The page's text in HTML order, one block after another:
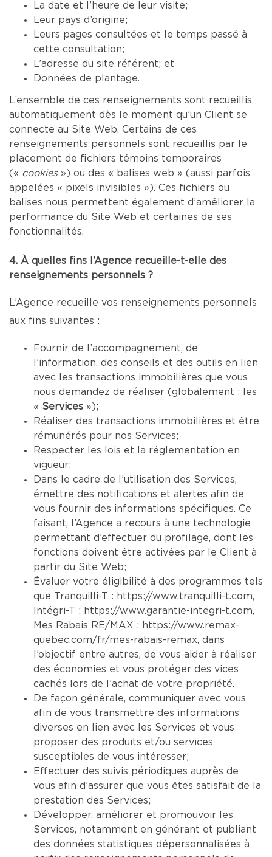
La date et l’heure de leur visite;
Leur pays d’origine;
Leurs pages consultées et le temps passé à
cette consultation;
L’adresse du site référent; et
Données de plantage.
L’ensemble de ces renseignements sont recueillis
automatiquement dès le moment qu’un Client se
connecte au Site Web. Certains de ces
renseignements personnels sont recueillis par le
placement de fichiers témoins temporaires
(« cookies») ou des « balises web » (aussi parfois
appelées « pixels invisibles »). Ces fichiers ou
balises nous permettent également d’améliorer la
performance du Site Web et certaines de ses
fonctionnalités.
4. À quelles fins l’Agence recueille-t-elle des
renseignements personnels ?
L’Agence recueille vos renseignements personnels
aux fins suivantes :
Fournir de l’accompagnement, de
l’information, des conseils et des outils en lien
avec les transactions immobilières que vous
nous demandez de réaliser (globalement : les
« Services »);
Réaliser des transactions immobilières et être
rémunérés pour nos Services;
Respecter les lois et la réglementation en
vigueur;
Dans le cadre de l’utilisation des Services,
émettre des notifications et alertes afin de
vous fournir des informations spécifiques. Ce
faisant, l’Agence a recours à une technologie
permettant d’effectuer du profilage, dont les
fonctions doivent être activées par le Client à
partir du Site Web;
Évaluer votre éligibilité à des programmes tels
que Tranquilli-T : https://www.tranquilli-t.com,
Intégri-T : https://www.garantie-integri-t.com,
Mes Rabais RE/MAX : https://www.remax-
quebec.com/fr/mes-rabais-remax, dans
l’objectif entre autres, de vous aider à réaliser
des économies et vous protéger des vices
cachés lors de l’achat de votre propriété.
De façon générale, communiquer avec vous
afin de vous transmettre des informations
diverses en lien avec les Services et vous
proposer des produits et/ou services
susceptibles de vous intéresser;
Effectuer des suivis périodiques auprès de
vous afin d’assurer que vous êtes satisfait de la
prestation des Services;
Développer, améliorer et promouvoir les
Services, notamment en générant et publiant
des données statistiques dépersonnalisées à